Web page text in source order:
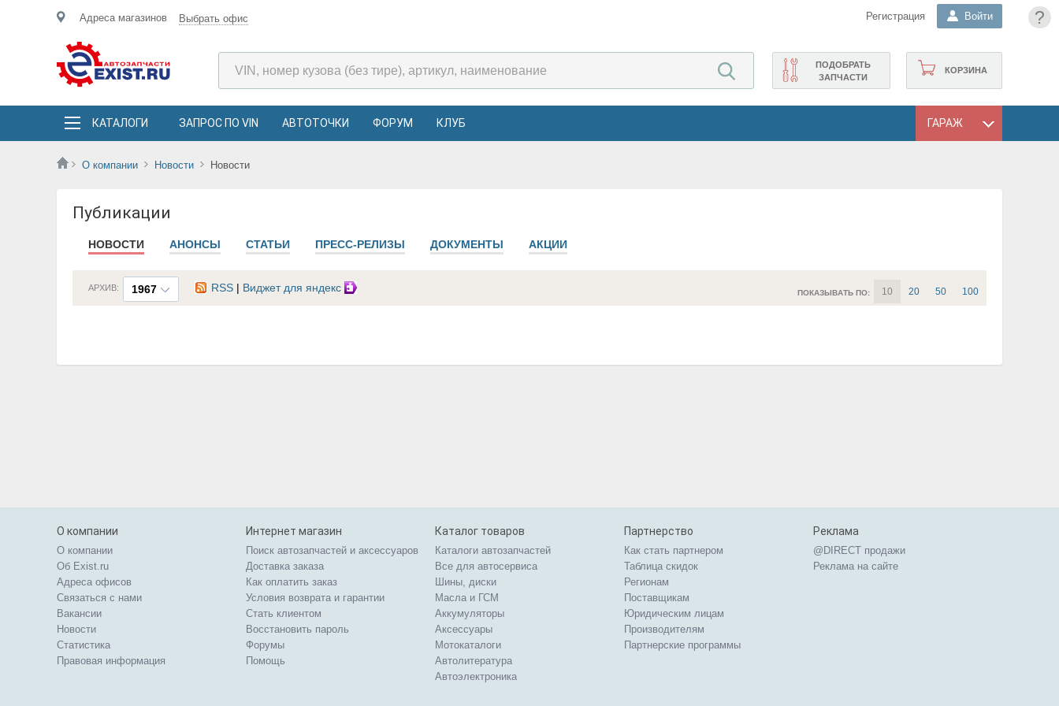
?
Адреса магазинов Выбрать офис Регистрация Войти
КОРЗИНА
ПОДОБРАТЬ
ЗАПЧАСТИ
КАТАЛОГИ ЗАПРОС ПО VIN АВТОТОЧКИ ФОРУМ КЛУБ ГАРАЖ
О компании Новости Новости
Публикации
НОВОСТИ АНОНСЫ СТАТЬИ ПРЕСС-РЕЛИЗЫ ДОКУМЕНТЫ АКЦИИ
1967
АРХИВ: RSS | Виджет для яндекс ПОКАЗЫВАТЬ ПО: 10 20 50 100
О компании
О компании
Об Exist.ru
Адреса офисов
Связаться с нами
Вакансии
Новости
Статистика
Правовая информация
Интернет магазин
Поиск автозапчастей и аксессуаров
Доставка заказа
Как оплатить заказ
Условия возврата и гарантии
Стать клиентом
Восстановить пароль
Форумы
Помощь
Каталог товаров
Каталоги автозапчастей
Все для автосервиса
Шины, диски
Масла и ГСМ
Аккумуляторы
Аксессуары
Мотокаталоги
Автолитература
Автоэлектроника
Партнерство
Как стать партнером
Таблица скидок
Регионам
Поставщикам
Юридическим лицам
Производителям
Партнерские программы
Реклама
@DIRECT продажи
Реклама на сайте